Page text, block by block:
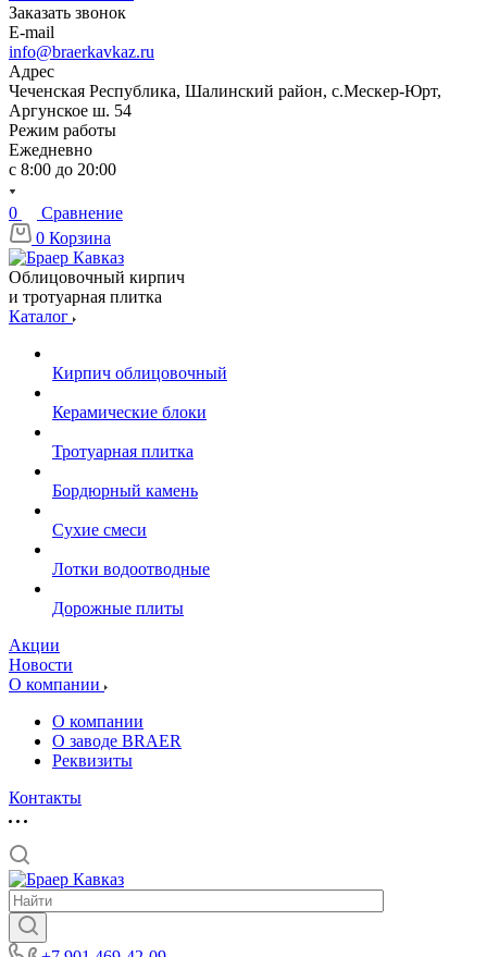
Заказать звонок
E-mail
info@braerkavkaz.ru
Адрес
Чеченская Республика, Шалинский район, с.Мескер-Юрт,
Аргунское ш. 54
Режим работы
Ежедневно
с 8:00 до 20:00
0
Сравнение
0 Корзина
Облицовочный кирпич
и тротуарная плитка
Каталог
Кирпич облицовочный
Керамические блоки
Тротуарная плитка
Бордюрный камень
Сухие смеси
Лотки водоотводные
Дорожные плиты
Акции
Новости
О компании
О компании
О заводе BRAER
Реквизиты
Контакты